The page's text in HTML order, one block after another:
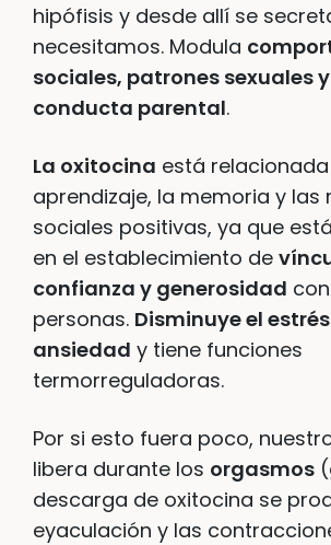
hipófisis y desde allí se
necesitamos. Modula
sociales, patrones sexuales
conducta parental.
La oxitocina está
aprendizaje, la memoria y las
sociales positivas, ya que
en el establecimiento de
confianza y generosidad
personas. Disminuye el
ansiedad y tiene funciones
termorreguladoras.
Por si esto fuera poco,
libera durante los orgasmos
descarga de oxitocina se
eyaculación y las